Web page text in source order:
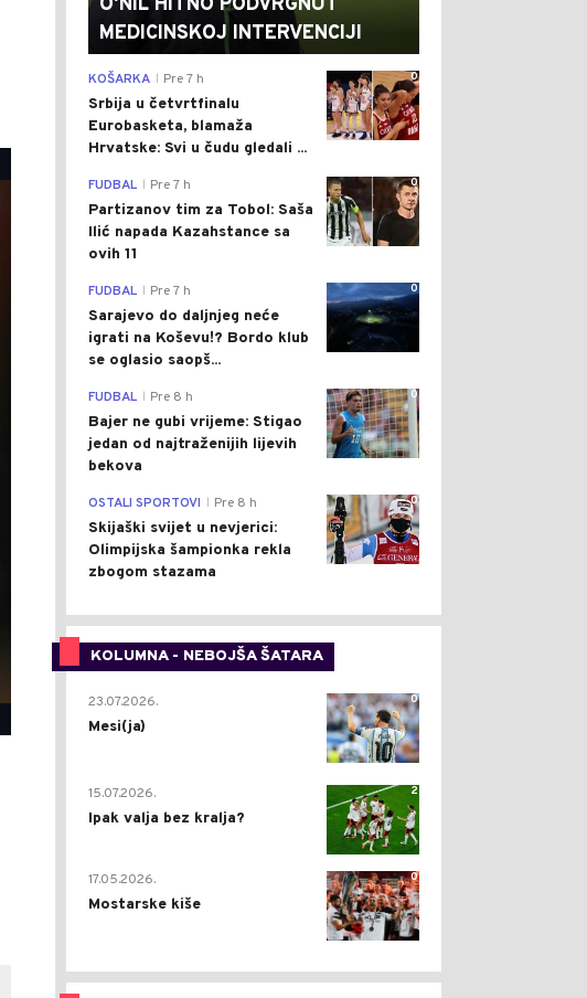
MEDICINSKOJ INTERVENCIJI
0
KOŠARKA Pre 7 h
Srbija u četvrtfinalu
Eurobasketa, blamaža
Hrvatske: Svi u čudu gledali ...
0
FUDBAL Pre 7 h
Partizanov tim za Tobol: Saša
Ilić napada Kazahstance sa
ovih 11
0
FUDBAL Pre 7 h
Sarajevo do daljnjeg neće
igrati na Koševu!? Bordo klub
se oglasio saopš...
0
FUDBAL Pre 8 h
Bajer ne gubi vrijeme: Stigao
jedan od najtraženijih lijevih
bekova
0
OSTALI SPORTOVI Pre 8 h
Skijaški svijet u nevjerici:
Olimpijska šampionka rekla
zbogom stazama
KOLUMNA - NEBOJŠA ŠATARA
0
23.07.2026.
Mesi(ja)
2
15.07.2026.
Ipak valja bez kralja?
0
17.05.2026.
Mostarske kiše